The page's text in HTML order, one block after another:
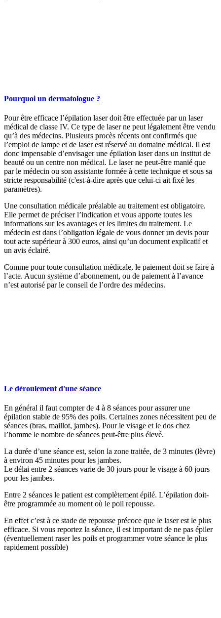
Pourquoi un dermatologue ?
Pour être efficace l’épilation laser doit être effectuée par un laser
médical de classe IV. Ce type de laser ne peut légalement être vendu
qu’à des médecins. Plusieurs procès récents ont confirmés que
l’emploi de lampe et de laser est réservé au domaine médical. Il est
donc impensable d’envisager une épilation laser dans un institut de
beauté ou un centre non médical. Le laser ne peut-être manié que
par le médecin ou son assistante formée à cette technique et sous sa
stricte responsabilité (c'est-à-dire après que celui-ci ait fixé les
paramètres).
Une consultation médicale préalable au traitement est obligatoire.
Elle permet de préciser l’indication et vous apporte toutes les
informations sur les avantages et les limites du traitement. Le
médecin est dans l’obligation légale de vous donner un devis pour
tout acte supérieur à 300 euros, ainsi qu’un document explicatif et
un avis éclairé.
Comme pour toute consultation médicale, le paiement doit se faire à
l’acte. Aucun système d’abonnement, ou de paiement à l’avance
n’est autorisé par le conseil de l’ordre des médecins.
Le déroulement d'une séance
En général il faut compter de 4 à 8 séances pour assurer une
épilation stable de 95% des poils. Certaines zones nécessitent peu de
séances (bras, maillot, jambes). Pour le visage et le dos chez
l’homme le nombre de séances peut-être plus élevé.
La durée d’une séance est, selon la zone traitée, de 3 minutes (lèvre)
à environ 45 minutes pour les jambes.
Le délai entre 2 séances varie de 30 jours pour le visage à 60 jours
pour les jambes.
Entre 2 séances le patient est complètement épilé. L’épilation doit-
être programmée au moment où le poil repousse.
En effet c’est à ce stade de repousse précoce que le laser est le plus
efficace. Si vous reportez la séance, il est important de ne pas épiler
(éventuellement raser les poils et programmer votre séance le plus
rapidement possible)